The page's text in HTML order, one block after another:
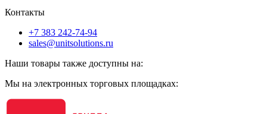
Контакты
+7 383 242-74-94
sales@unitsolutions.ru
Наши товары также доступны на:
Мы на электронных торговых площадках: